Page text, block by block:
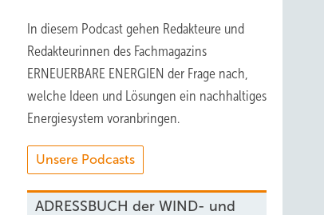
In diesem Podcast gehen Redakteure und
Redakteurinnen des Fachmagazins
ERNEUERBARE ENERGIEN der Frage nach,
welche Ideen und Lösungen ein nachhaltiges
Energiesystem voranbringen.
Unsere Podcasts
ADRESSBUCH der WIND- und